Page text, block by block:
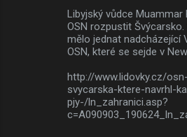
Libyjský vůdce Muammar
OSN rozpustit
mělo jednat nadcházející
OSN, které se sejde v
http://www.lidovky.cz/
svycarska-ktere-navrhl-
pjy-/ln_zahranici.asp?